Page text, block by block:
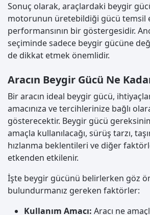
Sonuç olarak, araçlardaki beygir
motorunun üretebildiği gücü temsil
performansının bir göstergesidir.
seçiminde sadece beygir gücüne
de dikkat etmek önemlidir.
Aracın Beygir Gücü Ne
Bir aracın ideal beygir gücü,
amacınıza ve tercihlerinize bağlı
gösterecektir. Beygir gücü
amaçla kullanılacağı, sürüş tarzı,
hızlanma beklentileri ve diğer
etkenden etkilenir.
İşte beygir gücünü belirlerken göz
bulundurmanız gereken faktörler:
Kullanım Amacı: Aracı ne